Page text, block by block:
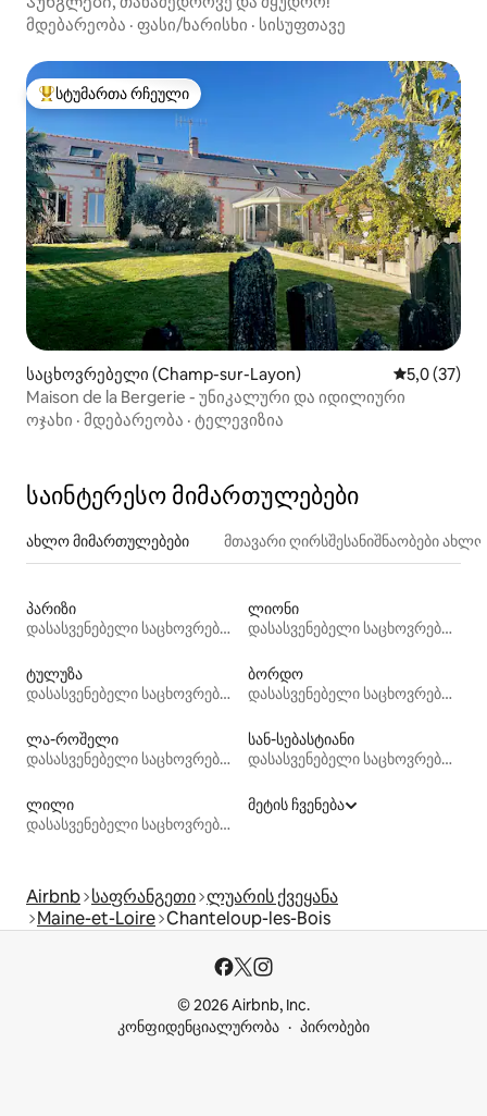
მდებარეობა · ფასი/ხარისხი · სისუფთავე
სტუმართა რჩეული მოწინავე ვარიანტი
სტუმართა რჩეული
საცხოვრებელი (Champ-sur-Layon) საშუალო
5,0 (37)
Maison de la Bergerie - უნიკალური და იდილიური
ოჯახი · მდებარეობა · ტელევიზია
საინტერესო მიმართულებები
ახლო მიმართულებები მთავარი ღირსშესანიშნაობები
პარიზი
დასასვენებელი საცხოვრებლები
ლიონი
დასასვენებელი საცხოვრებლები
ტულუზა
დასასვენებელი საცხოვრებლები
ბორდო
დასასვენებელი საცხოვრებლები
ლა-როშელი
დასასვენებელი საცხოვრებლები
სან-სებასტიანი
დასასვენებელი საცხოვრებლები
ლილი
დასასვენებელი საცხოვრებლები
მეტის ჩვენება
Airbnb საფრანგეთი ლუარის ქვეყანა
Maine-et-Loire Chanteloup-les-Bois
© 2026 Airbnb, Inc.
კონფიდენციალურობა
პირობები